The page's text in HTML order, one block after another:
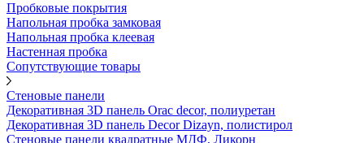
Пробковые покрытия
Напольная пробка замковая
Напольная пробка клеевая
Настенная пробка
Сопутствующие товары
Стеновые панели
Декоративная 3D панель Orac decor, полиуретан
Декоративная 3D панель Decor Dizayn, полистирол
Стеновые панели квадратные МДФ, Ликорн